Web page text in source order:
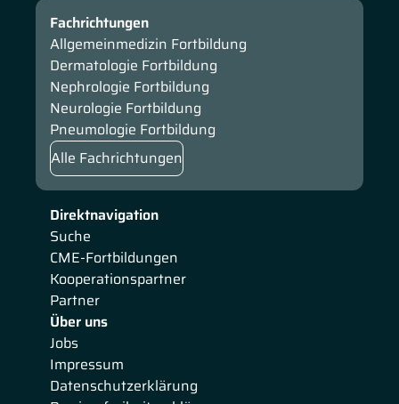
Direktnavigation
Suche
CME-Fortbildungen
Kooperationspartner
Partner
Über uns
Jobs
Impressum
Datenschutzerklärung
Fachrichtungen
Allgemeinmedizin Fortbildung
Dermatologie Fortbildung
Nephrologie Fortbildung
Neurologie Fortbildung
Pneumologie Fortbildung
Alle Fachrichtungen